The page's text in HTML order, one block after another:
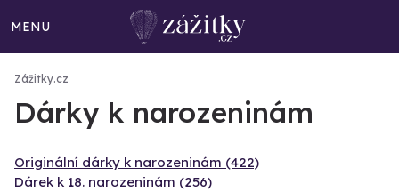
MENU
Zážitky.cz
Dárky k narozeninám
Originální dárky k narozeninám (422)
Dárek k 18. narozeninám (256)